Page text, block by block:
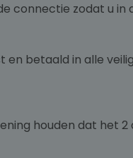
connectie zodat u
betaald in alle
houden dat het 2